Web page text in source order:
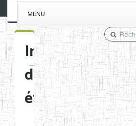
MENU
Immatriculation
des
établissements